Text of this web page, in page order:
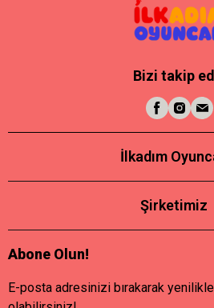
Bizi takip
İlkadım
Şirketimiz
Abone Olun!
E-posta adresinizi bırakarak